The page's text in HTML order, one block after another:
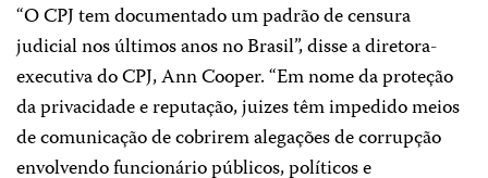
“O CPJ tem documentado um padrão de censura
judicial nos últimos anos no Brasil”, disse a diretora-
executiva do CPJ, Ann Cooper. “Em nome da proteção
da privacidade e reputação, juizes têm impedido meios
de comunicação de cobrirem alegações de corrupção
envolvendo funcionário públicos, políticos e